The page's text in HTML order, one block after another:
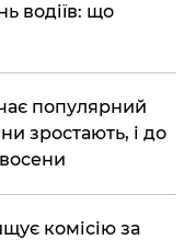
водіїв: що
популярний
зростають, і до
комісію за